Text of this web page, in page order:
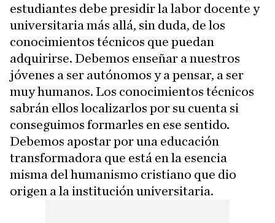
estudiantes debe presidir la labor docente y
universitaria más allá, sin duda, de los
conocimientos técnicos que puedan
adquirirse. Debemos enseñar a nuestros
jóvenes a ser autónomos y a pensar, a ser
muy humanos. Los conocimientos técnicos
sabrán ellos localizarlos por su cuenta si
conseguimos formarles en ese sentido.
Debemos apostar por una educación
transformadora que está en la esencia
misma del humanismo cristiano que dio
origen a la institución universitaria.